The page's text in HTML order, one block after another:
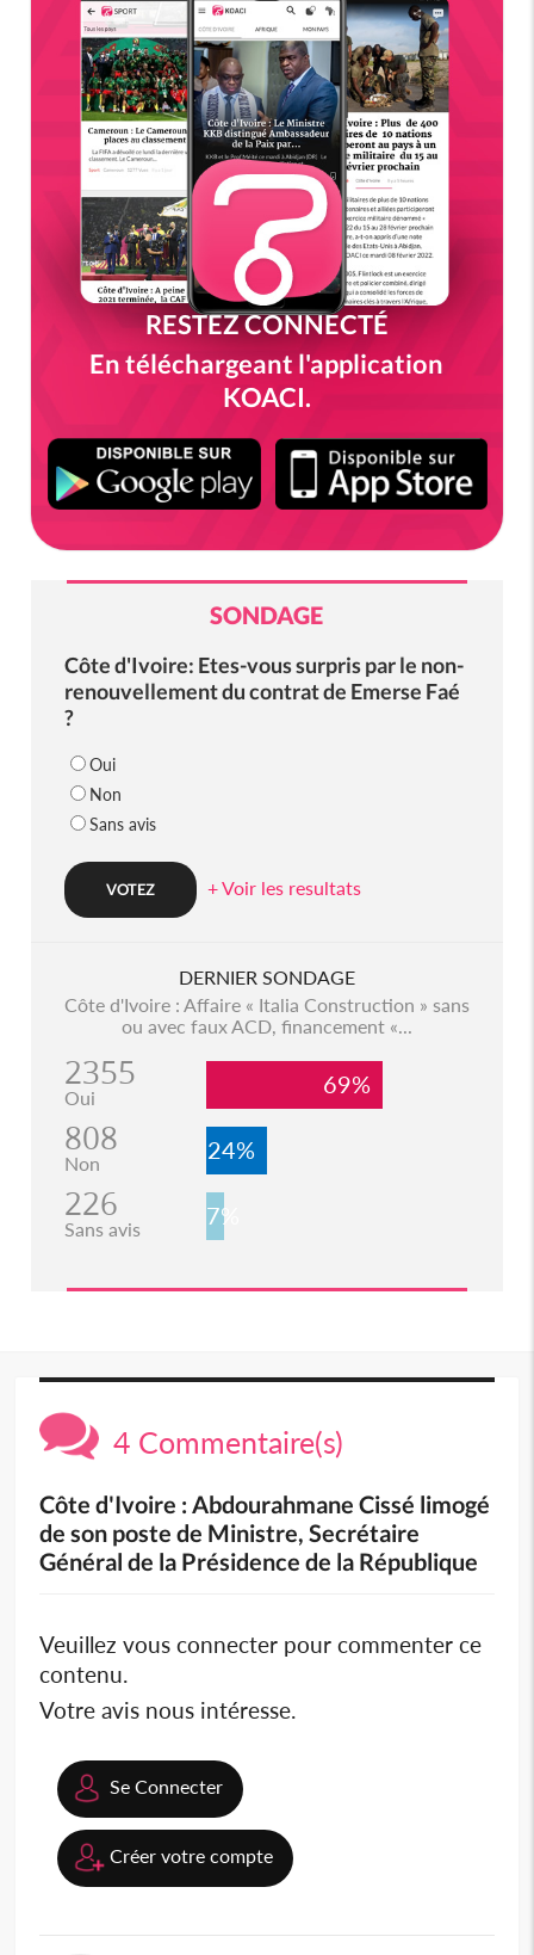
RESTEZ CONNECTÉ
En téléchargeant l'application
KOACI.
SONDAGE
Côte d'Ivoire: Etes-vous surpris par le non-
renouvellement du contrat de Emerse Faé
?
Oui
Non
Sans avis
+ Voir les resultats
DERNIER SONDAGE
Côte d'Ivoire : Affaire « Italia Construction » sans
ou avec faux ACD, financement «...
2355
Oui 69%
808
Non 24%
226
Sans avis 7%
4 Commentaire(s)
Côte d'Ivoire : Abdourahmane Cissé limogé
de son poste de Ministre, Secrétaire
Général de la Présidence de la République
Veuillez vous connecter pour commenter ce
contenu.
Votre avis nous intéresse.
Se Connecter
Créer votre compte